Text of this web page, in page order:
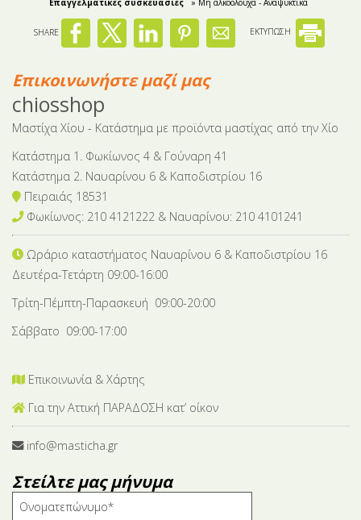
SHARE ΕΚΤΥΠΩΣΗ
Επικοινωνήστε μαζί μας
chiosshop
Μαστίχα Χίου - Κατάστημα με προϊόντα μαστίχας από την Χίο
Κατάστημα 1. Φωκίωνος 4 & Γούναρη 41
Κατάστημα 2. Ναυαρίνου 6 & Καποδιστρίου 16
Πειραιάς 18531
Φωκίωνος: 210 4121222 & Nαυαρίνου: 210 4101241
Ωράριο καταστήματος Ναυαρίνου 6 & Καποδιστρίου 16
Δευτέρα-Tετάρτη 09:00-16:00
Τρίτη-Πέμπτη-Παρασκευή 09:00-20:00
Σάββατο 09:00-17:00
Επικοινωνία & Χάρτης
Για την Αττική ΠΑΡΑΔΟΣΗ κατ’ οίκον
info@masticha.gr
Στείλτε μας μήνυμα